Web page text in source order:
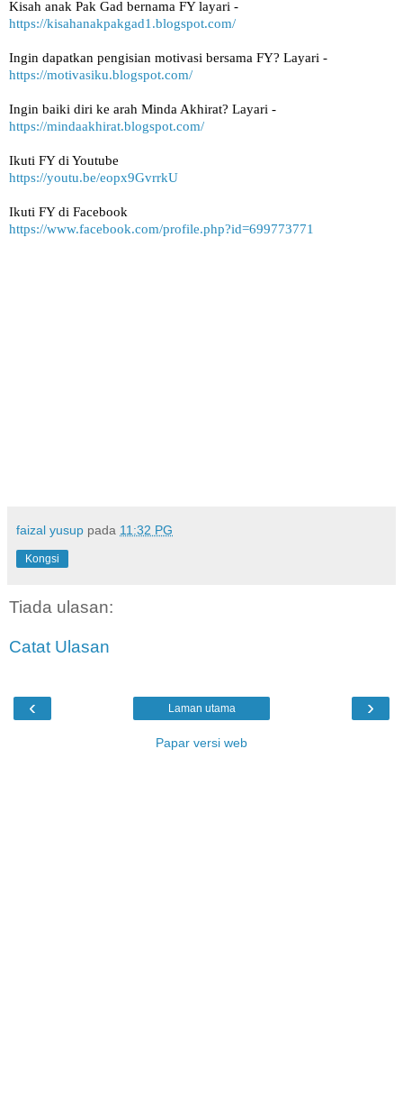
Kisah anak Pak Gad bernama FY layari -
https://kisahanakpakgad1.blogspot.com/
Ingin dapatkan pengisian motivasi bersama FY? Layari -
https://motivasiku.blogspot.com/
Ingin baiki diri ke arah Minda Akhirat? Layari -
https://mindaakhirat.blogspot.com/
Ikuti FY di Youtube
https://youtu.be/eopx9GvrrkU
Ikuti FY di Facebook
https://www.facebook.com/profile.php?id=699773771
faizal yusup pada 11:32 PG
Kongsi
Tiada ulasan:
Catat Ulasan
‹ ›
Laman utama
Papar versi web